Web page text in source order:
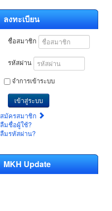
ลงทะเบียน
ชื่อสมาชิก
รหัสผ่าน
จำการเข้าระบบ
เข้าสู่ระบบ
สมัครสมาชิก
ลืมชื่อผู้ใช้?
ลืมรหัสผ่าน?
MKH Update